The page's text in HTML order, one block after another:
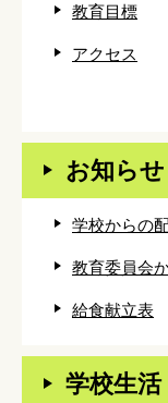
教育目標
アクセス
お知らせ
学校からの
教育委員会
給食献立表
学校生活